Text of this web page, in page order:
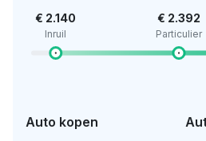
€ 2.140
Inruil
€ 2.392
Particulier
Auto kopen